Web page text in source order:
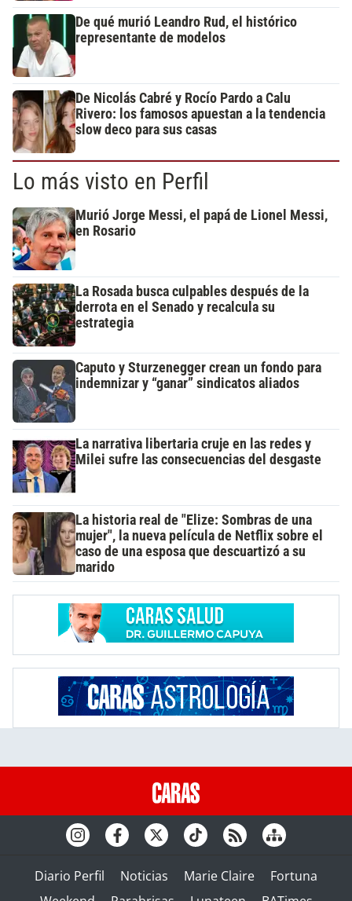
De qué murió Leandro Rud, el histórico
representante de modelos
De Nicolás Cabré y Rocío Pardo a Calu
Rivero: los famosos apuestan a la tendencia
slow deco para sus casas
Lo más visto en Perfil
Murió Jorge Messi, el papá de Lionel Messi,
en Rosario
La Rosada busca culpables después de la
derrota en el Senado y recalcula su
estrategia
Caputo y Sturzenegger crean un fondo para
indemnizar y “ganar” sindicatos aliados
La narrativa libertaria cruje en las redes y
Milei sufre las consecuencias del desgaste
La historia real de "Elize: Sombras de una
mujer", la nueva película de Netflix sobre el
caso de una esposa que descuartizó a su
marido
Diario Perfil Noticias Marie Claire
Fortuna